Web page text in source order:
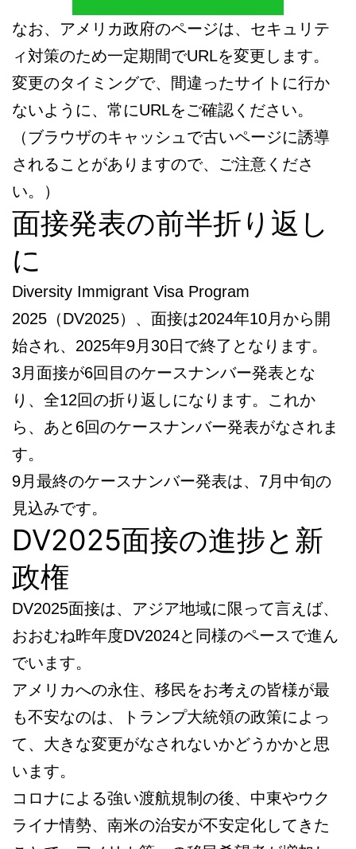
なお、アメリカ政府のページは、セキュリテ
ィ対策のため一定期間でURLを変更します。
変更のタイミングで、間違ったサイトに行か
ないように、常にURLをご確認ください。
（ブラウザのキャッシュで古いページに誘導
されることがありますので、ご注意くださ
い。）
面接発表の前半折り返し
に
Diversity Immigrant Visa Program
2025（DV2025）、面接は2024年10月から開
始され、2025年9月30日で終了となります。
3月面接が6回目のケースナンバー発表とな
り、全12回の折り返しになります。これか
ら、あと6回のケースナンバー発表がなされま
す。
9月最終のケースナンバー発表は、7月中旬の
見込みです。
DV2025面接の進捗と新
政権
DV2025面接は、アジア地域に限って言えば、
おおむね昨年度DV2024と同様のペースで進ん
でいます。
アメリカへの永住、移民をお考えの皆様が最
も不安なのは、トランプ大統領の政策によっ
て、大きな変更がなされないかどうかかと思
います。
コロナによる強い渡航規制の後、中東やウク
ライナ情勢、南米の治安が不安定化してきた